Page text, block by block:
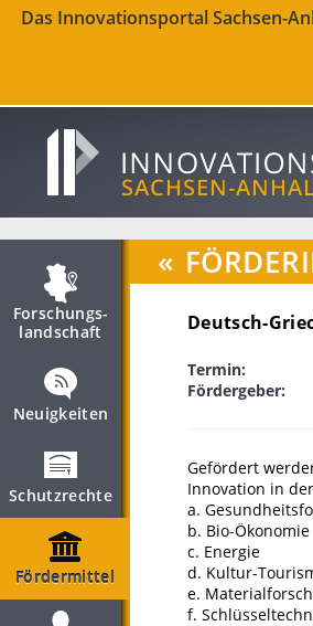
Das Innovationsportal Sachsen-
Forschungs­
landschaft
Neuigkeiten
Schutzrechte
Fördermittel
«
Deutsch-
Termin:
Fördergeber:
Gefördert
Innovation in
a.
b. Bio-Ökonomie
c. Energie
d. Kultur-
e.
f.